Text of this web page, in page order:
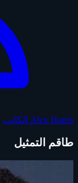
Alex Harris الكاتب
طاقم التمثيل